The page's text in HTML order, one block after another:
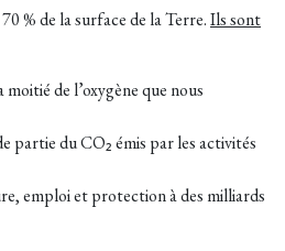
% de la surface de la Terre.Ils sont
de l’oxygène que nous
partie du CO₂ émis par les activités
emploi et protection à des milliards